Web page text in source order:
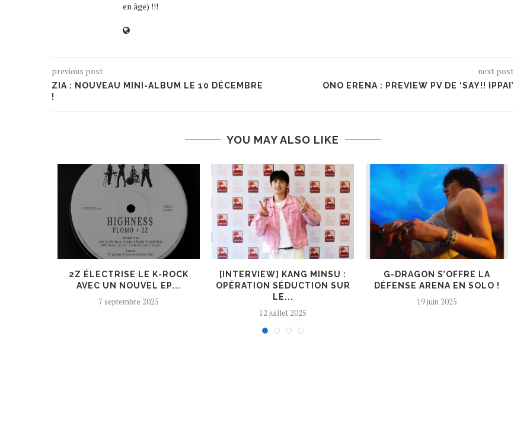
en âge) !!!
previous post
ZIA : NOUVEAU MINI-ALBUM LE 10 DÉCEMBRE
!
next post
ONO ERENA : PREVIEW PV DE ‘SAY!! IPPAI’
YOU MAY ALSO LIKE
2Z ÉLECTRISE LE K-ROCK
AVEC UN NOUVEL EP...
7 septembre 2025
[INTERVIEW] KANG MINSU :
OPÉRATION SÉDUCTION SUR
LE...
12 juillet 2025
G-DRAGON S’OFFRE LA
DÉFENSE ARENA EN SOLO !
19 juin 2025